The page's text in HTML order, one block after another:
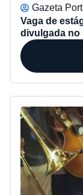
Gazeta
Vaga de
divulgada no